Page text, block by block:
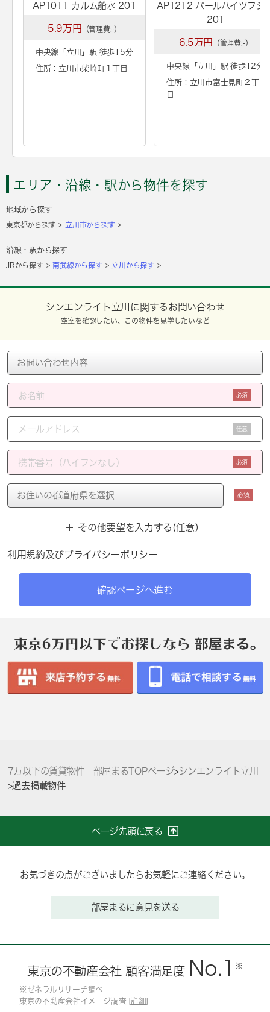
AP1011 カルム船水 201
5.9万円 （管理費:-）
中央線「 立川 」駅 徒歩15分
住所：立川市柴崎町１丁目
AP1212 パールハイツフジ
201
6.5万円 （管理費:-）
中央線「 立川 」駅 徒歩12分
住所：立川市富士見町２丁
目
エリア・沿線・駅から物件を探す
地域から探す
東京都から探す 立川市から探す
沿線・駅から探す
JRから探す 南武線から探す 立川から探す
シンエンライト立川に関するお問い合わせ
空室を確認したい、この物件を見学したいなど
必須
任意
必須
必須
その他要望を入力する(任意）
利用規約及びプライバシーポリシー
確認ページへ進む
7万以下の賃貸物件 部屋まるTOPページ>シンエンライト立川
>過去掲載物件
ページ先頭に戻る
お気づきの点がございましたらお気軽にご連絡ください。
部屋まるに意見を送る
東京の不動産会社 顧客満足度 No.1 ※
※ゼネラルリサーチ調べ
東京の不動産会社イメージ調査 [ 詳細